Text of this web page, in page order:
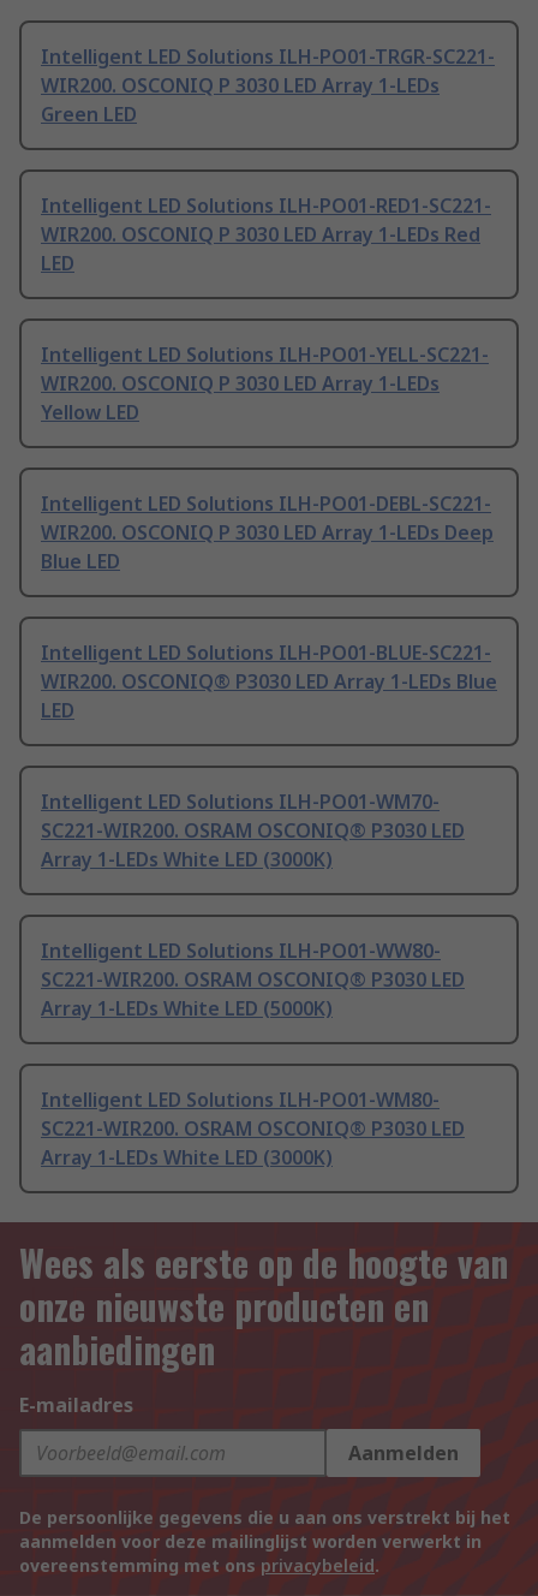
Intelligent LED Solutions ILH-PO01-TRGR-SC221-
WIR200. OSCONIQ P 3030 LED Array 1-LEDs
Green LED
Intelligent LED Solutions ILH-PO01-RED1-SC221-
WIR200. OSCONIQ P 3030 LED Array 1-LEDs Red
LED
Intelligent LED Solutions ILH-PO01-YELL-SC221-
WIR200. OSCONIQ P 3030 LED Array 1-LEDs
Yellow LED
Intelligent LED Solutions ILH-PO01-DEBL-SC221-
WIR200. OSCONIQ P 3030 LED Array 1-LEDs Deep
Blue LED
Intelligent LED Solutions ILH-PO01-BLUE-SC221-
WIR200. OSCONIQ® P3030 LED Array 1-LEDs Blue
LED
Intelligent LED Solutions ILH-PO01-WM70-
SC221-WIR200. OSRAM OSCONIQ® P3030 LED
Array 1-LEDs White LED (3000K)
Intelligent LED Solutions ILH-PO01-WW80-
SC221-WIR200. OSRAM OSCONIQ® P3030 LED
Array 1-LEDs White LED (5000K)
Intelligent LED Solutions ILH-PO01-WM80-
SC221-WIR200. OSRAM OSCONIQ® P3030 LED
Array 1-LEDs White LED (3000K)
Wees als eerste op de hoogte van
onze nieuwste producten en
aanbiedingen
E-mailadres
Aanmelden
De persoonlijke gegevens die u aan ons verstrekt bij het
aanmelden voor deze mailinglijst worden verwerkt in
overeenstemming met ons privacybeleid.